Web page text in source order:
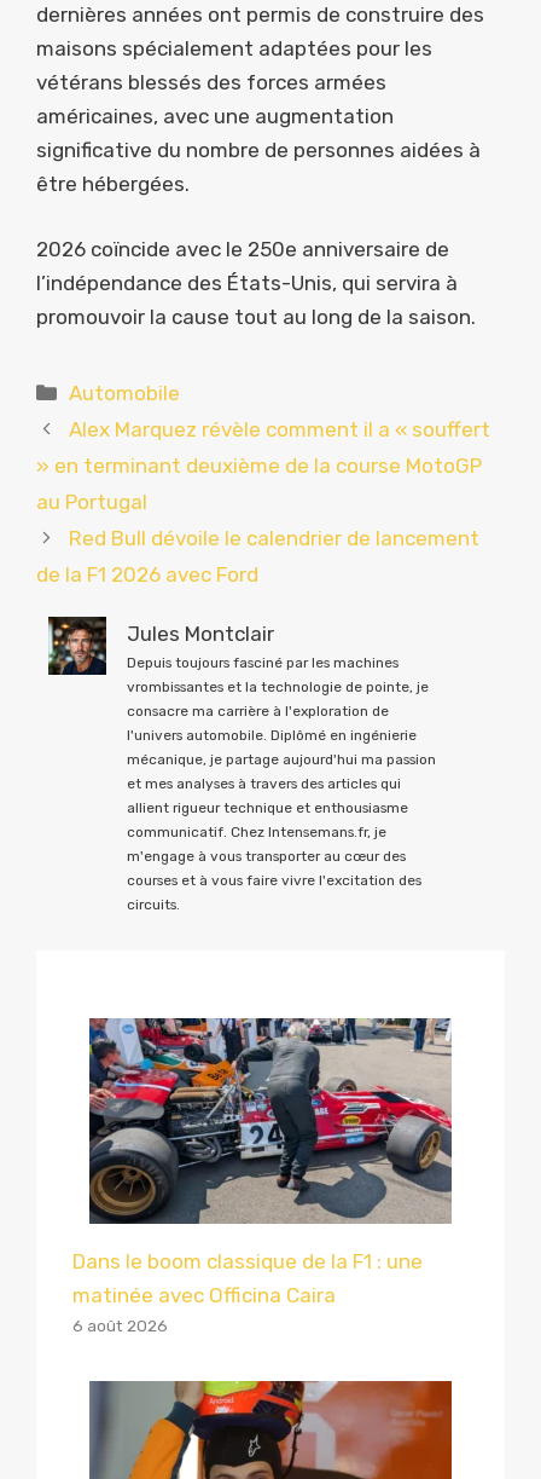
dernières années ont permis de construire des
maisons spécialement adaptées pour les
vétérans blessés des forces armées
américaines, avec une augmentation
significative du nombre de personnes aidées à
être hébergées.
2026 coïncide avec le 250e anniversaire de
l’indépendance des États-Unis, qui servira à
promouvoir la cause tout au long de la saison.
Catégories
Automobile
Alex Marquez révèle comment il a « souffert
» en terminant deuxième de la course MotoGP
au Portugal
Red Bull dévoile le calendrier de lancement
de la F1 2026 avec Ford
Jules Montclair
Depuis toujours fasciné par les machines
vrombissantes et la technologie de pointe, je
consacre ma carrière à l'exploration de
l'univers automobile. Diplômé en ingénierie
mécanique, je partage aujourd'hui ma passion
et mes analyses à travers des articles qui
allient rigueur technique et enthousiasme
communicatif. Chez Intensemans.fr, je
m'engage à vous transporter au cœur des
courses et à vous faire vivre l'excitation des
circuits.
Dans le boom classique de la F1 : une
matinée avec Officina Caira
6 août 2026